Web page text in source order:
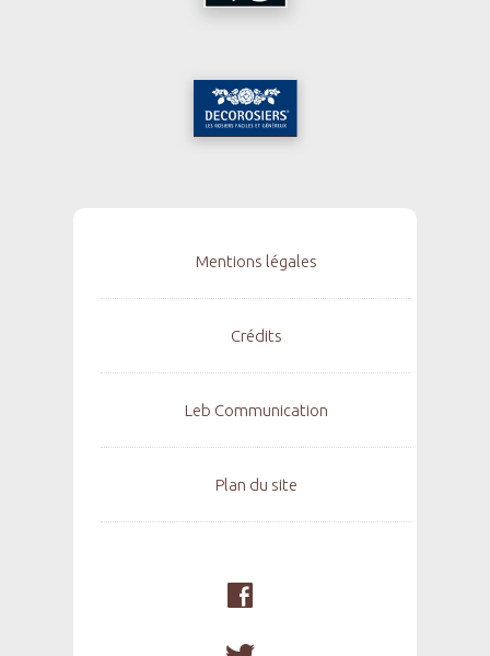
Mentions légales
Crédits
Leb Communication
Plan du site